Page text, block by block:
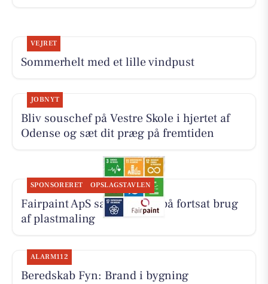
VEJRET
Sommerhelt med et lille vindpust
JOBNYT
Bliv souschef på Vestre Skole i hjertet af
Odense og sæt dit præg på fremtiden
SPONSORERET OPSLAGSTAVLEN
Fairpaint ApS sætter fokus på fortsat brug
af plastmaling
ALARM112
Beredskab Fyn: Brand i bygning